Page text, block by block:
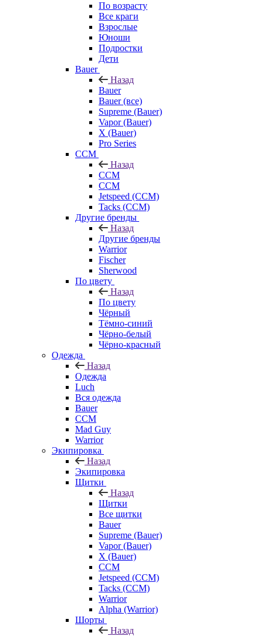
По возрасту
Все краги
Взрослые
Юноши
Подростки
Дети
Bauer
Назад
Bauer
Bauer (все)
Supreme (Bauer)
Vapor (Bauer)
X (Bauer)
Pro Series
CCM
Назад
CCM
CCM
Jetspeed (CCM)
Tacks (CCM)
Другие бренды
Назад
Другие бренды
Warrior
Fischer
Sherwood
По цвету
Назад
По цвету
Чёрный
Тёмно-синий
Чёрно-белый
Чёрно-красный
Одежда
Назад
Одежда
Luch
Вся одежда
Bauer
CCM
Mad Guy
Warrior
Экипировка
Назад
Экипировка
Щитки
Назад
Щитки
Все щитки
Bauer
Supreme (Bauer)
Vapor (Bauer)
X (Bauer)
CCM
Jetspeed (CCM)
Tacks (CCM)
Warrior
Alpha (Warrior)
Шорты
Назад